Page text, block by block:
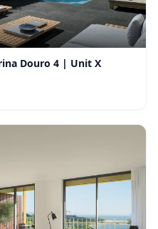
Douro 4 | Unit X